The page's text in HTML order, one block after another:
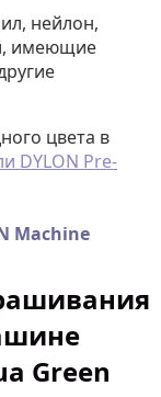
нейлон,
имеющие
цвета в
DYLON Pre-
Machine
Green